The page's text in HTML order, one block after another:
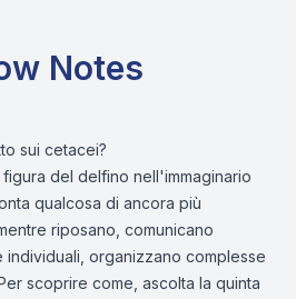
Notes
sui cetacei?
del delfino nell'immaginario
qualcosa di ancora più
riposano, comunicano
individuali, organizzano complesse
scoprire come, ascolta la quinta